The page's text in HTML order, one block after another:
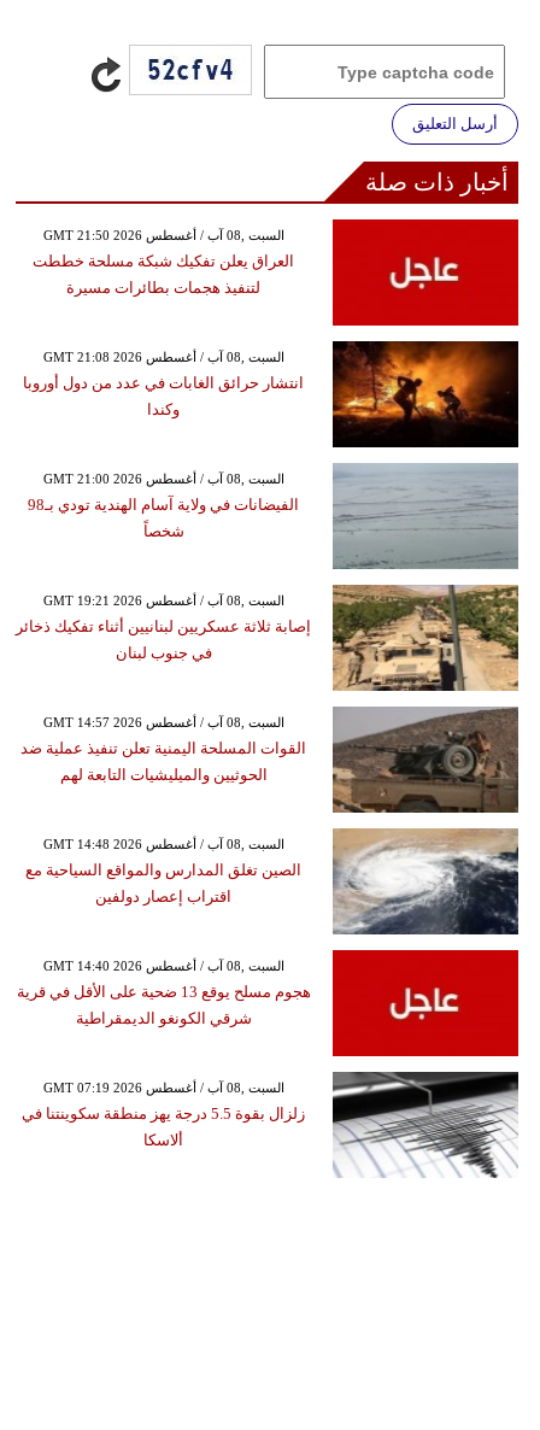
أرسل التعليق
أخبار ذات صلة
GMT 21:50 2026 السبت ,08 آب / أغسطس
العراق يعلن تفكيك شبكة مسلحة خططت
لتنفيذ هجمات بطائرات مسيرة
GMT 21:08 2026 السبت ,08 آب / أغسطس
انتشار حرائق الغابات في عدد من دول أوروبا
وكندا
GMT 21:00 2026 السبت ,08 آب / أغسطس
الفيضانات في ولاية آسام الهندية تودي بـ98
شخصاً
GMT 19:21 2026 السبت ,08 آب / أغسطس
إصابة ثلاثة عسكريين لبنانيين أثناء تفكيك ذخائر
في جنوب لبنان
GMT 14:57 2026 السبت ,08 آب / أغسطس
القوات المسلحة اليمنية تعلن تنفيذ عملية ضد
الحوثيين والميليشيات التابعة لهم
GMT 14:48 2026 السبت ,08 آب / أغسطس
الصين تغلق المدارس والمواقع السياحية مع
اقتراب إعصار دولفين
GMT 14:40 2026 السبت ,08 آب / أغسطس
هجوم مسلح يوقع 13 ضحية على الأقل في قرية
شرقي الكونغو الديمقراطية
GMT 07:19 2026 السبت ,08 آب / أغسطس
زلزال بقوة 5.5 درجة يهز منطقة سكوينتنا في
ألاسكا